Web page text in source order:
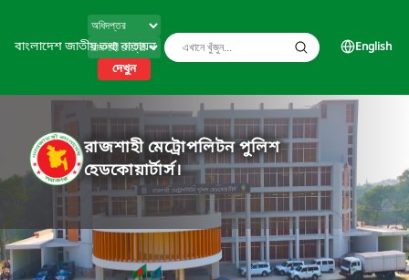
বাংলাদেশ জাতীয় তথ্য বাতায়ন
দেখুন
English
রাজশাহী মেট্রোপলিটন পুলিশ
হেডকোয়ার্টার্স।